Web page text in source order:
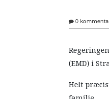
0
(EMD) i
Helt